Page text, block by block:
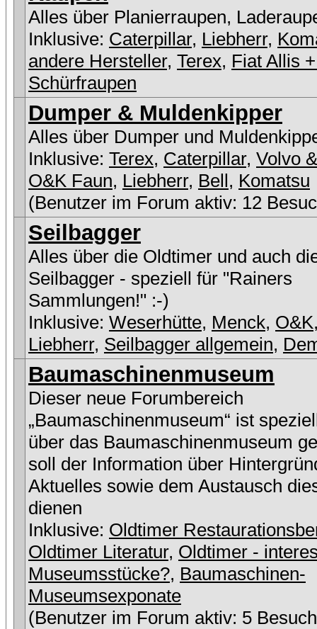
Alles über Planierraupen,
Inklusive: Caterpillar, Liebherr,
andere Hersteller, Terex, Fiat Allis
Schürfraupen
Dumper & Muldenkipper
Alles über Dumper und
Inklusive: Terex, Caterpillar, Volvo
O&K Faun, Liebherr, Bell, Komatsu
(Benutzer im Forum aktiv: 12
Seilbagger
Alles über die Oldtimer und auch
Seilbagger - speziell für "Rainers
Sammlungen!" :-)
Inklusive: Weserhütte, Menck, O&K
Liebherr, Seilbagger allgemein,
Baumaschinenmuseum
Dieser neue Forumbereich
„Baumaschinenmuseum“ ist
über das Baumaschinenmuseum
soll der Information über
Aktuelles sowie dem Austausch
dienen
Inklusive: Oldtimer
Oldtimer Literatur, Oldtimer -
Museumsstücke?, Baumaschinen-
Museumsexponate
(Benutzer im Forum aktiv: 5